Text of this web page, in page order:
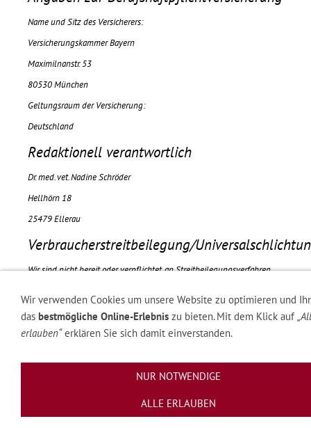
Name und Sitz des Versicherers:
Versicherungskammer Bayern
Maximilnanstr. 53
80530 München
Geltungsraum der Versicherung:
Deutschland
Redaktionell verantwortlich
Dr. med. vet. Nadine Schröder
Hellhörn 18
25479 Ellerau
Verbraucherstreitbeilegung/
Wir sind nicht bereit oder verpflichtet, an Streitbeilegungsverfahren
Verbraucherschlichtungsstelle teilzunehmen.
Trotz sorgfältiger inhaltlicher Kontrolle übernehme ich
keine Haftung für die Inhalte externer Links.
Für den Inhalt der verlinkten Seiten sind ausschliesslich
Wir verwenden Cookies um unsere Website zu optimieren und
das bestmögliche Online-Erlebnis zu bieten. Mit dem Klick auf
erlauben“erklären Sie sich damit einverstanden.
NUR NOTWENDIGE
ALLE ERLAUBEN